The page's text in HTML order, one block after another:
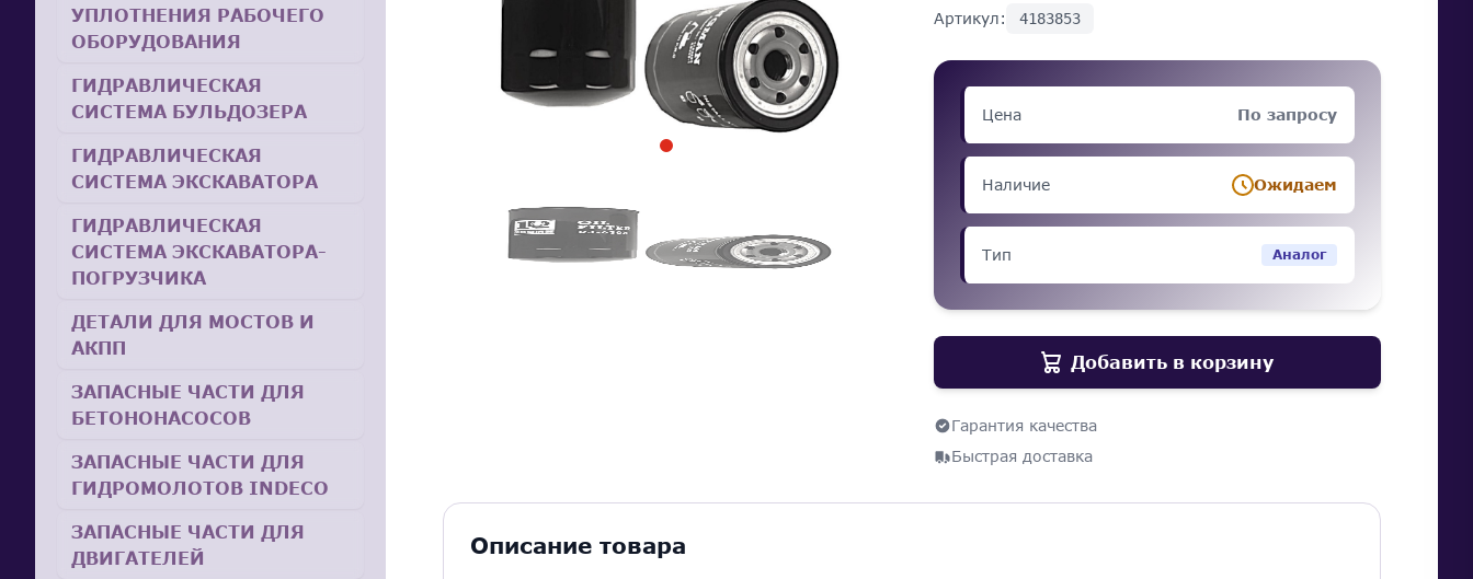
УПЛОТНЕНИЯ РАБОЧЕГО
ОБОРУДОВАНИЯ
ГИДРАВЛИЧЕСКАЯ
СИСТЕМА БУЛЬДОЗЕРА
ГИДРАВЛИЧЕСКАЯ
СИСТЕМА ЭКСКАВАТОРА
ГИДРАВЛИЧЕСКАЯ
СИСТЕМА ЭКСКАВАТОРА-
ПОГРУЗЧИКА
ДЕТАЛИ ДЛЯ МОСТОВ И
АКПП
ЗАПАСНЫЕ ЧАСТИ ДЛЯ
БЕТОНОНАСОСОВ
ЗАПАСНЫЕ ЧАСТИ ДЛЯ
ГИДРОМОЛОТОВ INDECO
ЗАПАСНЫЕ ЧАСТИ ДЛЯ
ДВИГАТЕЛЕЙ
Артикул: 4183853
Цена По запросу
Наличие Ожидаем
Тип Аналог
Добавить в корзину
Гарантия качества
Быстрая доставка
Описание товара